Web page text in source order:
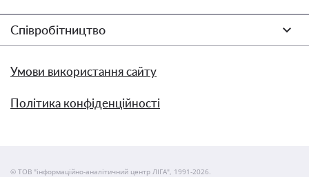
Співробітництво
Умови використання сайту
Політика конфіденційності
© ТОВ "інформаційно-аналітичний центр ЛІГА", 1991-2026.